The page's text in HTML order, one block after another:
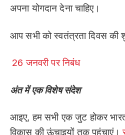
अपना योगदान देना चाहिए।
आप सभी को स्वतंत्रता दिवस की
26 जनवरी पर निबंध
अंत में एक विशेष संदेश
आइए, हम सभी एक जुट होकर
विकास की ऊंचाइयों तक पहुंचाएं।